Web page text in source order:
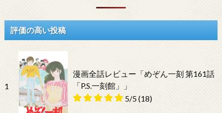
評価の高い投稿
1
漫画全話レビュー「めぞん一刻 第161話
「P.S.一刻館」」
5/5(18)